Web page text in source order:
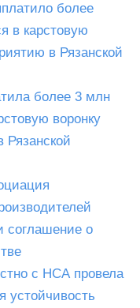
более
в карстовую
в Рязанской
более 3 млн
воронку
Рязанской
cоглашение о
с НСА провела
устойчивость